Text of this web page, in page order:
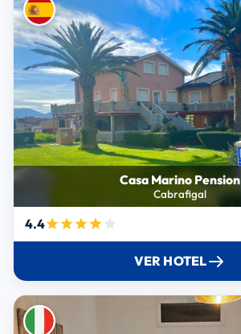
Casa Marino Pension
Cabrafigal
4.4
VER HOTEL